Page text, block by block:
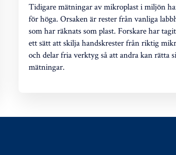
Tidigare mätningar av mikroplast i miljön
för höga. Orsaken är rester från vanliga
som har räknats som plast. Forskare har
ett sätt att skilja handskrester från riktig
och delar fria verktyg så att andra kan rätta
mätningar.